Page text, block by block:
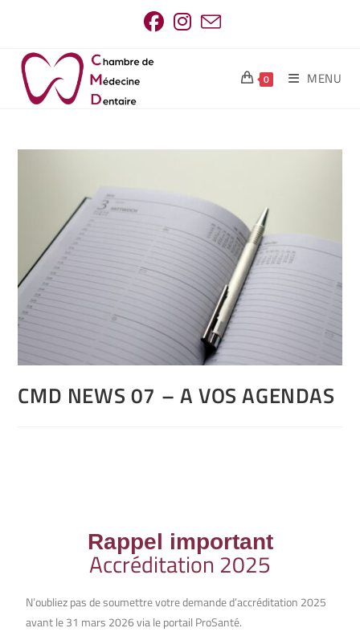
0 MENU
CMD NEWS 07 – A VOS AGENDAS
Rappel important
Accréditation 2025
N’oubliez pas de soumettre votre demande d’accréditation 2025
avant le 31 mars 2026 via le portail ProSanté.